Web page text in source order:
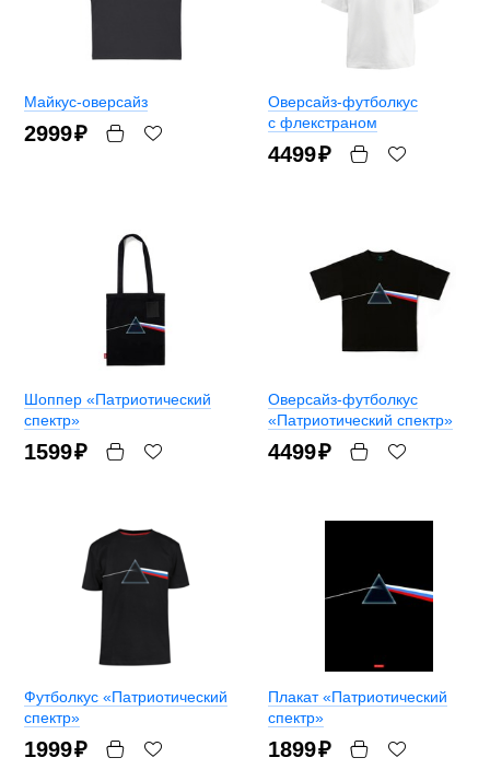
Майкус-оверсайз
2999₽
Оверсайз-футболкус
с флекстраном
4499₽
Шоппер «Патриотический
спектр»
1599₽
Оверсайз-футболкус
«Патриотический спектр»
4499₽
Футболкус «Патриотический
спектр»
1999₽
Плакат «Патриотический
спектр»
1899₽